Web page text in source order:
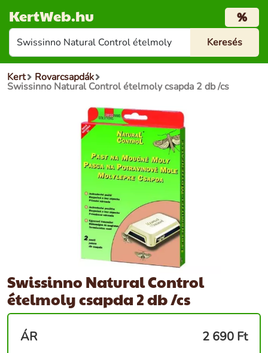
KertWeb.hu %
Kert Rovarcsapdák
Swissinno Natural Control ételmoly csapda 2 db /cs
Swissinno Natural Control
ételmoly csapda 2 db /cs
ÁR 2 690 Ft